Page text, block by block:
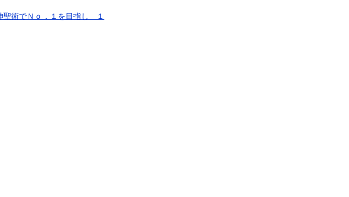
聖術でＮｏ．１を目指し １